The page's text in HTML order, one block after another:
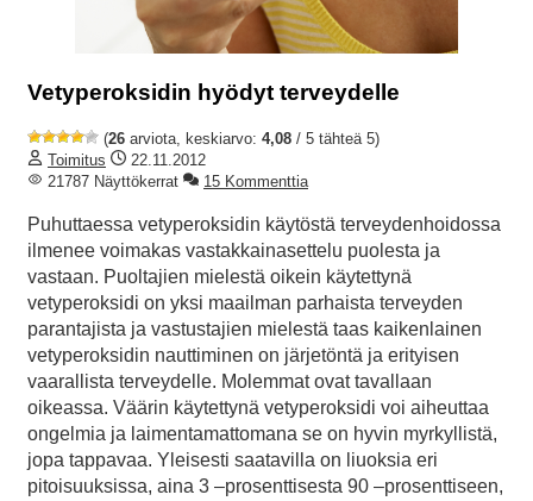
Vetyperoksidin hyödyt terveydelle
(26 arviota, keskiarvo: 4,08 / 5 tähteä 5)
Toimitus
22.11.2012
21787 Näyttökerrat
15 Kommenttia
Puhuttaessa vetyperoksidin käytöstä terveydenhoidossa
ilmenee voimakas vastakkainasettelu puolesta ja
vastaan. Puoltajien mielestä oikein käytettynä
vetyperoksidi on yksi maailman parhaista terveyden
parantajista ja vastustajien mielestä taas kaikenlainen
vetyperoksidin nauttiminen on järjetöntä ja erityisen
vaarallista terveydelle. Molemmat ovat tavallaan
oikeassa. Väärin käytettynä vetyperoksidi voi aiheuttaa
ongelmia ja laimentamattomana se on hyvin myrkyllistä,
jopa tappavaa. Yleisesti saatavilla on liuoksia eri
pitoisuuksissa, aina 3 –prosenttisesta 90 –prosenttiseen,